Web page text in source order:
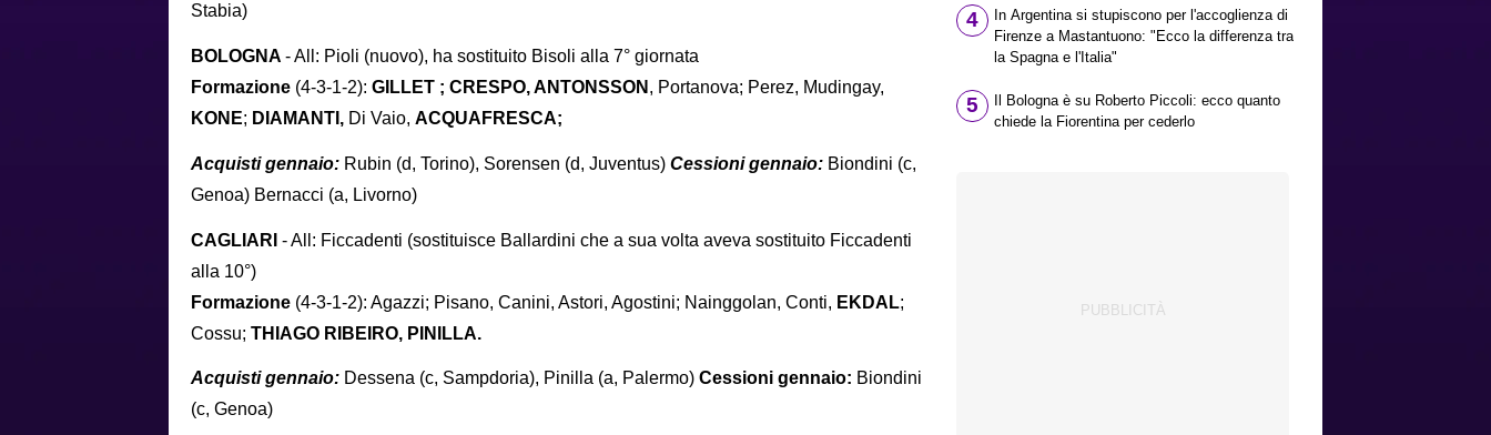
Stabia)
BOLOGNA - All: Pioli (nuovo), ha sostituito Bisoli alla 7° giornata
Formazione (4-3-1-2): GILLET ; CRESPO, ANTONSSON , Portanova; Perez, Mudingay,
KONE; DIAMANTI, Di Vaio, ACQUAFRESCA;
Acquisti gennaio: Rubin (d, Torino), Sorensen (d, Juventus) Cessioni gennaio: Biondini (c,
Genoa) Bernacci (a, Livorno)
CAGLIARI - All: Ficcadenti (sostituisce Ballardini che a sua volta aveva sostituito Ficcadenti
alla 10°)
Formazione (4-3-1-2): Agazzi; Pisano, Canini, Astori, Agostini; Nainggolan, Conti, EKDAL;
Cossu; THIAGO RIBEIRO, PINILLA.
Acquisti gennaio: Dessena (c, Sampdoria), Pinilla (a, Palermo) Cessioni gennaio: Biondini
(c, Genoa)
4
In Argentina si stupiscono per l'accoglienza di
Firenze a Mastantuono: "Ecco la differenza tra
la Spagna e l'Italia"
5
Il Bologna è su Roberto Piccoli: ecco quanto
chiede la Fiorentina per cederlo